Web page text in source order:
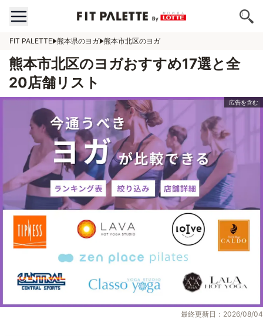
FIT PALETTE 熊本県のヨガ 熊本市北区のヨガ
熊本市北区のヨガおすすめ17選と全
20店舗リスト
最終更新日：2026/08/04